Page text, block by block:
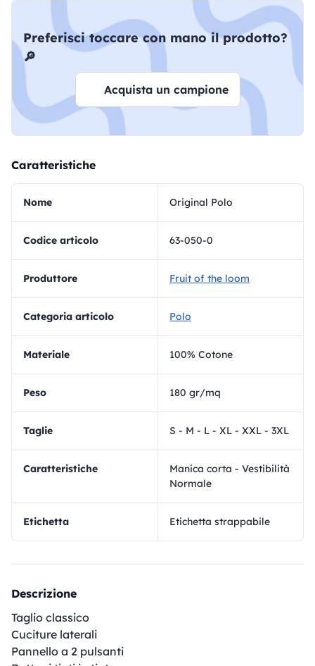
Preferisci toccare con mano il prodotto?
🔎
Acquista un campione
Caratteristiche
Nome Original Polo
Codice articolo 63-050-0
Produttore Fruit of the loom
Categoria articolo Polo
materiale 100% Cotone
Peso 180 gr/mq
Taglie S - M - L - XL - XXL - 3XL
Caratteristiche
Manica corta - Vestibilità
Normale
Etichetta Etichetta strappabile
Descrizione
Taglio classico
Cuciture laterali
Pannello a 2 pulsanti